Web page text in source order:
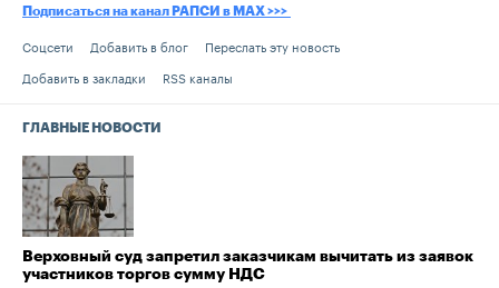
Подписаться на канал РАПСИ в MAX >>>
Соцсети Добавить в блог
Переслать эту новость
Добавить в закладки
RSS каналы
ГЛАВНЫЕ НОВОСТИ
Верховный суд запретил заказчикам вычитать из заявок
участников торгов сумму НДС